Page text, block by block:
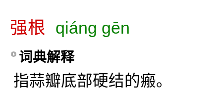
强根 qiáng gēn
词典解释
指蒜瓣底部硬结的瘢。